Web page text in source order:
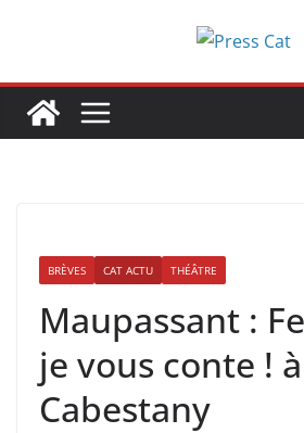
BRÈVES CAT ACTU THÉÂTRE
Maupassant :
je vous conte ! à
Cabestany